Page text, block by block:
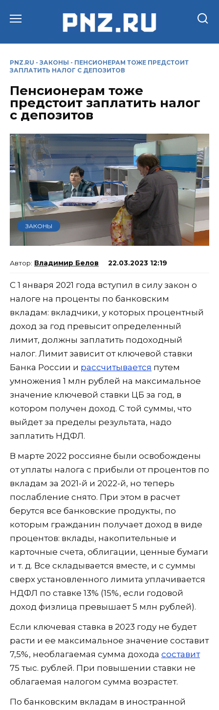
PNZ.RU - ЗАКОНЫ - ПЕНСИОНЕРАМ ТОЖЕ ПРЕДСТОИТ
ЗАПЛАТИТЬ НАЛОГ С ДЕПОЗИТОВ
Пенсионерам тоже
предстоит заплатить налог
с депозитов
ЗАКОНЫ
Владимир Белов 22.03.2023 12:19
C 1 января 2021 года вступил в силу закон о
налоге на проценты по банковским
вкладам: вкладчики, у которых процентный
доход за год превысит определенный
лимит, должны заплатить подоходный
налог. Лимит зависит от ключевой ставки
Банка России и рассчитывается путем
умножения 1 млн рублей на максимальное
значение ключевой ставки ЦБ за год, в
котором получен доход. С той суммы, что
выйдет за пределы результата, надо
заплатить НДФЛ.
В марте 2022 россияне были освобождены
от уплаты налога с прибыли от процентов по
вкладам за 2021-й и 2022-й, но теперь
послабление снято. При этом в расчет
берутся все банковские продукты, по
которым гражданин получает доход в виде
процентов: вклады, накопительные и
карточные счета, облигации, ценные бумаги
и т. д. Все складывается вместе, и с суммы
сверх установленного лимита уплачивается
НДФЛ по ставке 13% (15%, если годовой
доход физлица превышает 5 млн рублей).
Если ключевая ставка в 2023 году не будет
расти и ее максимальное значение составит
7,5%, необлагаемая сумма дохода составит
75 тыс. рублей. При повышении ставки не
облагаемая налогом сумма возрастет.
По банковским вкладам в иностранной